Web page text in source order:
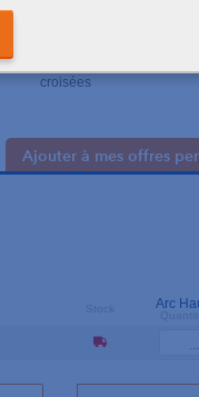
Les sachets
croisées
Ajouter à mes offres
Arc